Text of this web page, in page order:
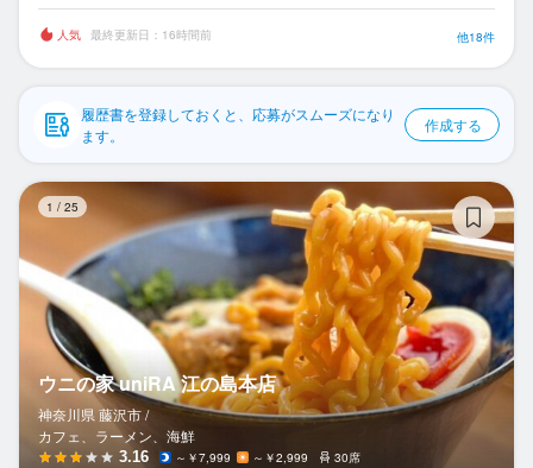
利用規約
人気 最終更新日：16時間前 他18件
履歴書を登録しておくと、応募がスムーズになり
ます。
作成する
1 / 25
ウニの家 uniRA 江の島本店
神奈川県 藤沢市 /
カフェ、ラーメン、海鮮
3.16 ～￥7,999 ～￥2,999 30席